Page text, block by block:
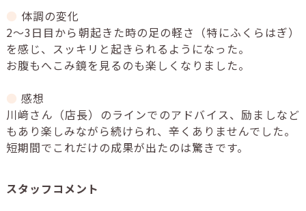
● 体調の変化
2～3日目から朝起きた時の足の軽さ（特にふくらはぎ）
を感じ、スッキリと起きられるようになった。
お腹もへこみ鏡を見るのも楽しくなりました。
● 感想
川﨑さん（店長）のラインでのアドバイス、励ましなど
もあり楽しみながら続けられ、辛くありませんでした。
短期間でこれだけの成果が出たのは驚きです。
スタッフコメント